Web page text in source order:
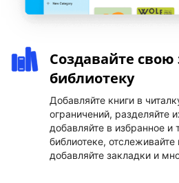
Создавайте
библиотеку
Добавляйте книги в
ограничений, разделяйте
добавляйте в избранное и
библиотеке, отслеживайте
добавляйте закладки и